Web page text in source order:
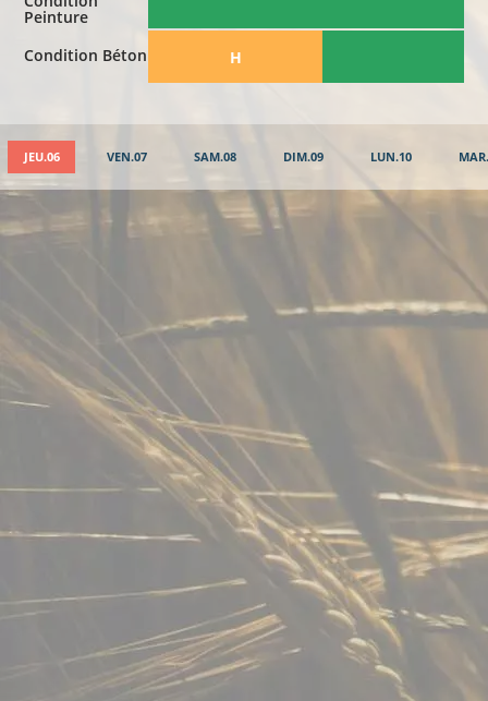
Peinture
Condition Béton
​H
JEU.06 VEN.07 SAM.08 DIM.09 LUN.10